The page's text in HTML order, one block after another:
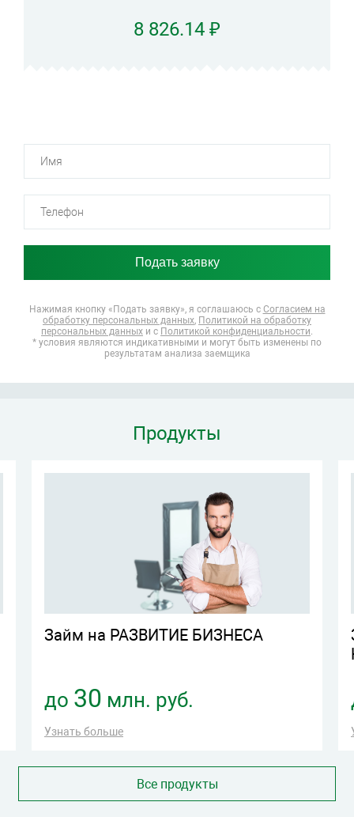
8 826.14 ₽
Нажимая кнопку «Подать заявку», я соглашаюсь с Согласием на
обработку персональных данных, Политикой на обработку
персональных данных и с Политикой конфиденциальности.
* условия являются индикативными и могут быть изменены по
результатам анализа заемщика
Продукты
Займ на РАЗВИТИЕ БИЗНЕСА
до 30 млн. руб.
Узнать больше
Все продукты